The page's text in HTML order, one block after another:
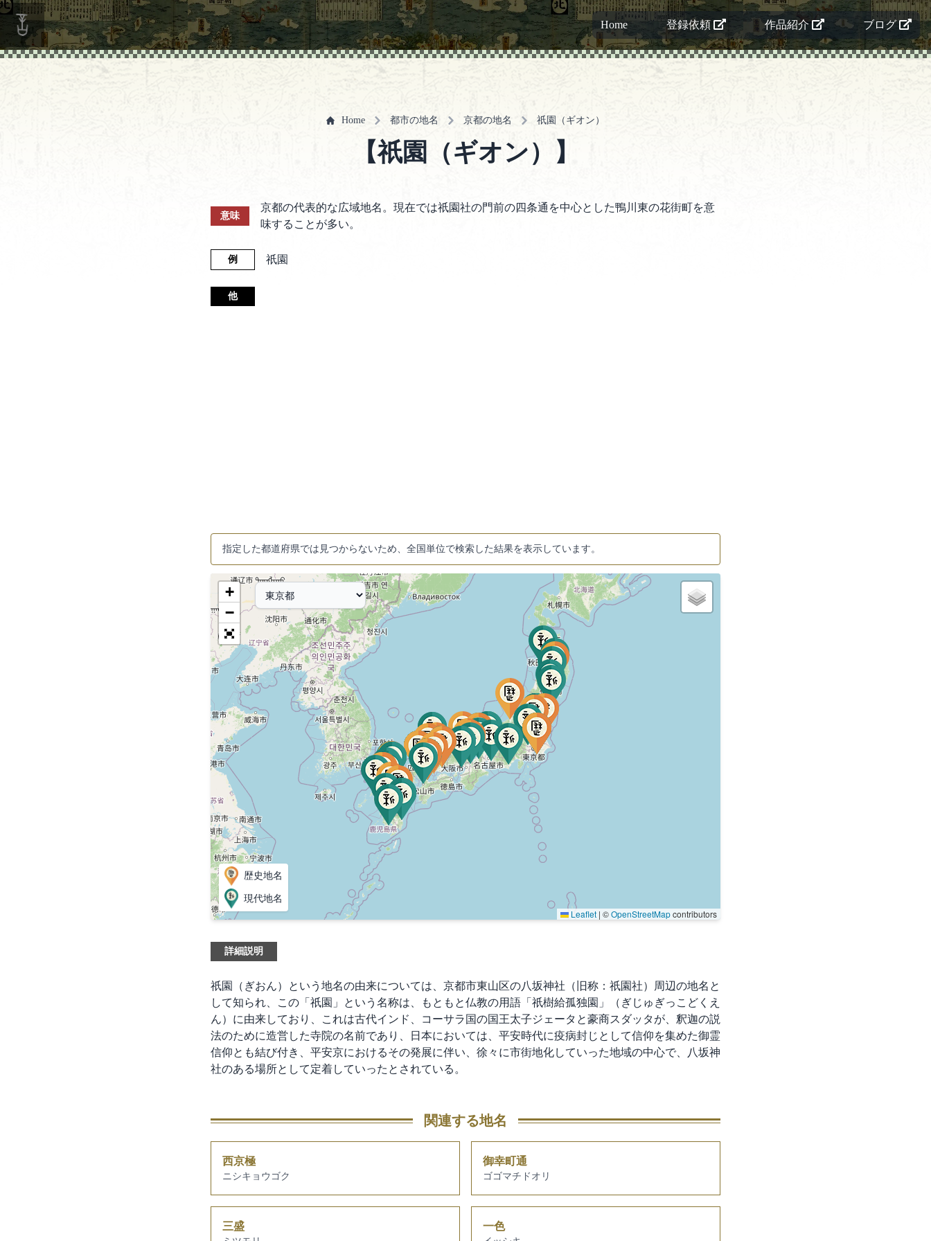
Home 登録依頼 作品紹介 ブログ
Home 都市の地名 京都の地名 祇園（ギオン）
【祇園（ギオン）】
意味
京都の代表的な広域地名。現在では祇園社の門前の四条通を中心とした鴨川東の花街町を意
味することが多い。
例 祇園
他
指定した都道府県では見つからないため、全国単位で検索した結果を表示しています。
歴史地名
現代地名
+
−
Leaflet | ©OpenStreetMapcontributors
詳細説明
祇園（ぎおん）という地名の由来については、京都市東山区の八坂神社（旧称：祇園社）周辺の地名と
して知られ、この「祇園」という名称は、もともと仏教の用語「祇樹給孤独園」（ぎじゅぎっこどくえ
ん）に由来しており、これは古代インド、コーサラ国の国王太子ジェータと豪商スダッタが、釈迦の説
法のために造営した寺院の名前であり、日本においては、平安時代に疫病封じとして信仰を集めた御霊
信仰とも結び付き、平安京におけるその発展に伴い、徐々に市街地化していった地域の中心で、八坂神
社のある場所として定着していったとされている。
関連する地名
西京極
ニシキョウゴク
御幸町通
ゴゴマチドオリ
三盛 一色